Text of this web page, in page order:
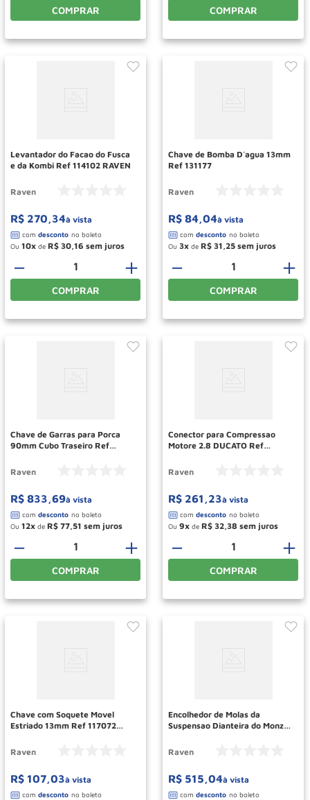
COMPRAR COMPRAR
Levantador do Facao do Fusca
e da Kombi Ref 114102 RAVEN
Raven
R$ 270,34à vista
Ou 10 de R$ 30 16
＋
－
COMPRAR
Chave de Bomba D´agua 13mm
Ref 131177
Raven
R$ 84,04à vista
Ou 3 de R$ 31 25
＋
－
COMPRAR
Chave de Garras para Porca
90mm Cubo Traseiro Ref
Raven
R$ 833,69à vista
Ou 12 de R$ 77 51
＋
－
COMPRAR
Conector para Compressao
Motore 2.8 DUCATO Ref
Raven
R$ 261 ,23à vista
Ou 9 de R$ 32 38
＋
－
COMPRAR
Chave com Soquete Movel
Estriado 13mm Ref 117072
Raven
R$ 107,03à vista
Encolhedor de Molas da
Suspensao Dianteira do Monza
Raven
R$ 515,04à vista